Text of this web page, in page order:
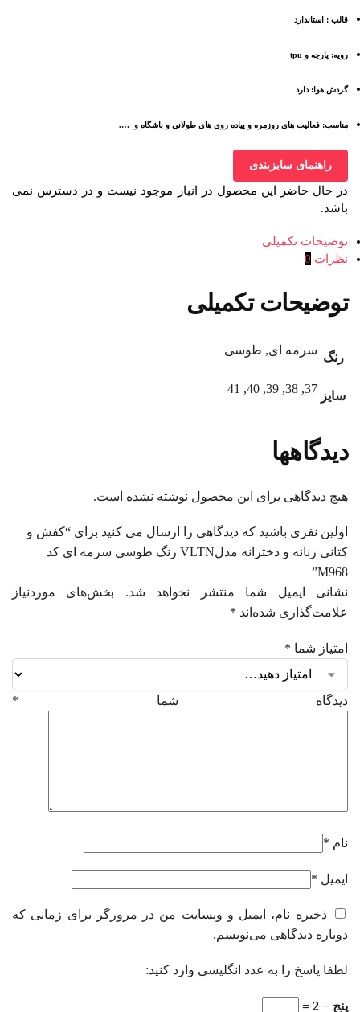
قالب : استاندارد
رویه: پارچه و tpu
گردش هوا: دارد
مناسب: فعالیت های روزمره و پیاده روی های طولانی و باشگاه و ….
راهنمای سایزبندی
در حال حاضر این محصول در انبار موجود نیست و در دسترس نمی
باشد.
توضیحات تکمیلی
نظرات 0
توضیحات تکمیلی
رنگ
سرمه ای, طوسی
سایز
37, 38, 39, 40, 41
دیدگاهها
هیچ دیدگاهی برای این محصول نوشته نشده است.
اولین نفری باشید که دیدگاهی را ارسال می کنید برای “کفش و
کتانی زنانه و دخترانه مدلVLTN رنگ طوسی سرمه ای کد
M968”
نشانی ایمیل شما منتشر نخواهد شد.
بخش‌های موردنیاز
علامت‌گذاری شده‌اند *
امتیاز شما *
دیدگاه شما *
نام *
ایمیل *
ذخیره نام، ایمیل و وبسایت من در مرورگر برای زمانی که
دوباره دیدگاهی می‌نویسم.
لطفا پاسخ را به عدد انگلیسی وارد کنید:
پنج − 2 =